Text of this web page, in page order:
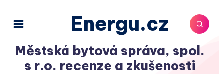
Energu.cz
Městská bytová správa, spol.
s r.o. recenze a zkušenosti